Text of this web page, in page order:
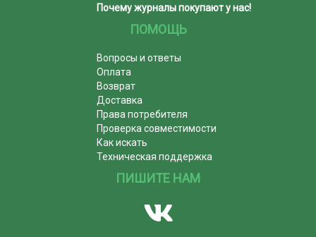
Почему журналы покупают у нас!
ПОМОЩЬ
Вопросы и ответы
Оплата
Возврат
Доставка
Права потребителя
Проверка совместимости
Как искать
Техническая поддержка
ПИШИТЕ НАМ